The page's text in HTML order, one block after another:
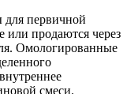
первичной
или продаются через
Омологированные
смеси.